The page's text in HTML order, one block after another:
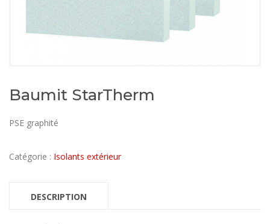
Baumit StarTherm
PSE graphité
Catégorie : Isolants extérieur
DESCRIPTION